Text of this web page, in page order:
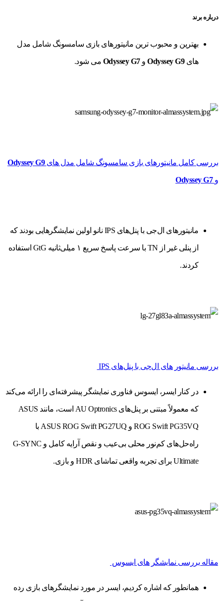
درباره برند
بهترین و محبوب ترین مانیتورهای بازی سامسونگ شامل مدل
های Odyssey G9 و Odyssey G7 می شود.
بررسی کامل مانیتورهای بازی سامسونگ شامل مدل های Odyssey G9
و Odyssey G7
مانیتورهای ال‌جی با پنل‌های IPS نانو اولین نمایشگرهایی بودند که
از پنلی غیر از TN با سرعت پاسخ سریع ۱ میلی‌ثانیه GtG استفاده
کردند.
بررسی مانیتور های ال‌جی با پنل‌های IPS
در کنار ایسر، ایسوس فناوری نمایشگر پیشرفته‌ای را ارائه می‌کند
که معمولاً مبتنی بر پنل‌های AU Optronics است، مانند ASUS
ROG Swift PG35VQ و ASUS ROG Swift PG27UQ با
راه‌حل‌های کم‌نور محلی بی‌عیب و نقص آرایه کامل و G-SYNC
Ultimate برای تجربه واقعی تماشای HDR و بازی.
مقاله بررسی نمایشگر های ایسوس
همانطور که اشاره کردیم، ایسر در مورد نمایشگرهای بازی رده